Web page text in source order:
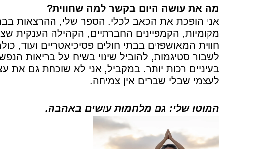
מה את עושה היום בקשר למה שחווית?
אני הופכת את הכאב לכלי. הספר שלי, ההרצאות
חווית המאושפזים בבתי חולים פסיכיאטריים ועוד,
לשבור סטיגמות, להוביל שינוי בשיח על בריאות
בעיניים רכות יותר. במקביל, אני לא שוכחת גם את
לעצמי שבלי שברים אין צמיחה.
המוטו שלי: גם מלחמות עושים באהבה.